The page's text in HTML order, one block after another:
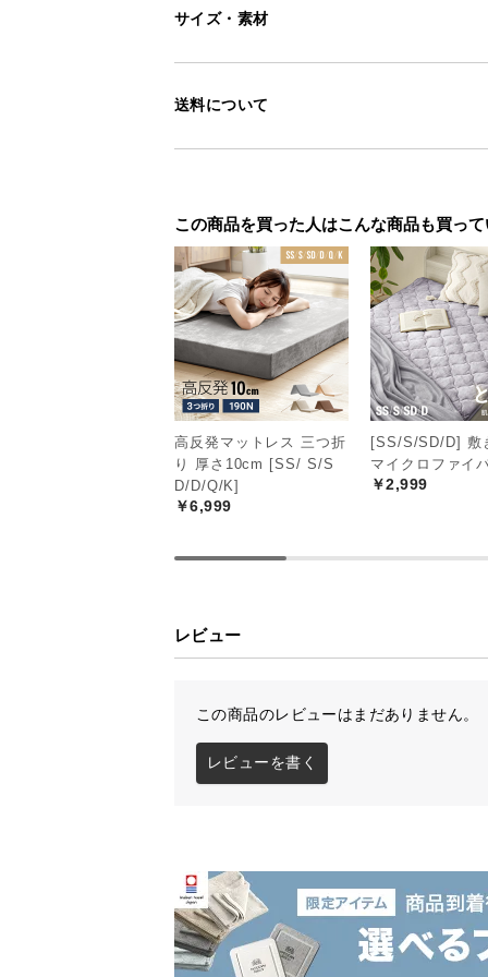
サイズ・素材
送料について
この商品を買った人はこんな商品も買っ
高反発マットレス 三つ折
り 厚さ10cm [SS/ S/S
D/D/Q/K]
￥6,999
[SS/S/SD/D] 敷
マイクロファイ
￥2,999
レビュー
この商品のレビューはまだありません。
レビューを書く